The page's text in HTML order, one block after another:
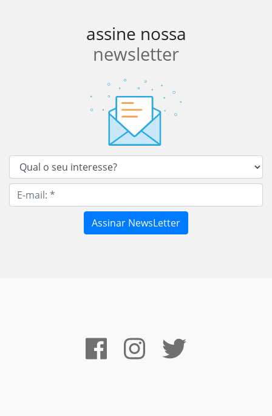
assine nossa
newsletter